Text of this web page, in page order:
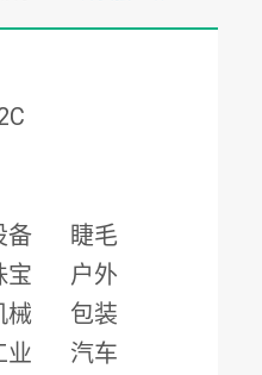
备
睫毛
宝
户外
械
包装
业 汽车